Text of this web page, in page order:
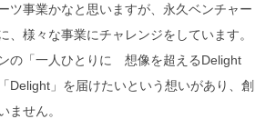
ツ事業かなと思いますが、永久ベンチャー
、様々な事業にチャレンジをしています。
の「一人ひとりに 想像を超えるDelight
Delight」を届けたいという想いがあり、創
ません。